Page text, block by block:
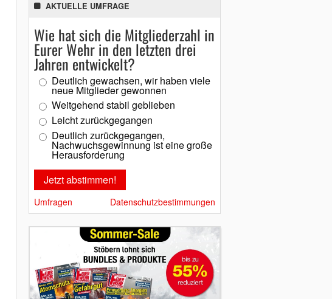
AKTUELLE UMFRAGE
Wie hat sich die Mitgliederzahl in
Eurer Wehr in den letzten drei
Jahren entwickelt?
Deutlich gewachsen, wir haben viele
neue Mitglieder gewonnen
Weitgehend stabil geblieben
Leicht zurückgegangen
Deutlich zurückgegangen,
Nachwuchsgewinnung ist eine große
Herausforderung
Umfragen Datenschutzbestimmungen